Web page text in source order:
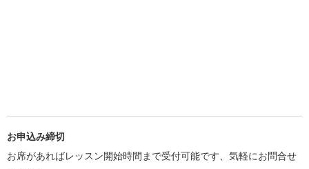
お申込み締切
お席があればレッスン開始時間まで受付可能です、気軽にお問合せ